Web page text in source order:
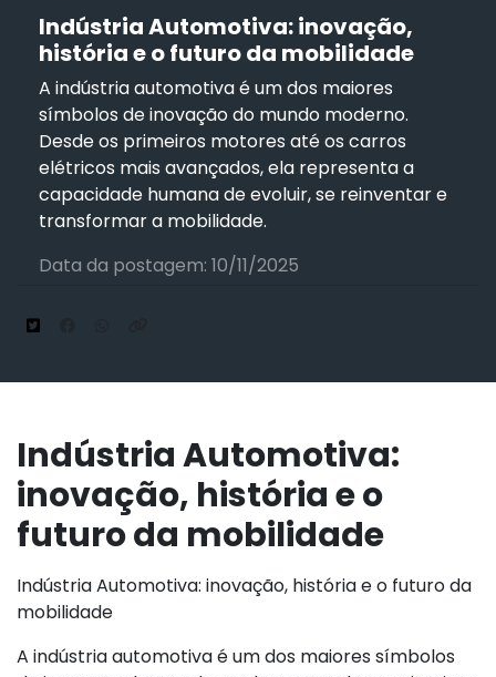
Indústria Automotiva: inovação,
história e o futuro da mobilidade
A indústria automotiva é um dos maiores
símbolos de inovação do mundo moderno.
Desde os primeiros motores até os carros
elétricos mais avançados, ela representa a
capacidade humana de evoluir, se reinventar e
transformar a mobilidade.
Data da postagem: 10/11/2025
Indústria Automotiva:
inovação, história e o
futuro da mobilidade
Indústria Automotiva: inovação, história e o futuro da
mobilidade
A indústria automotiva é um dos maiores símbolos